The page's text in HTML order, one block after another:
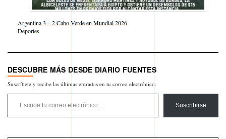
Argentina 3 – 2 Cabo Verde en Mundial 2026
Respecto a
Deportes
DESCUBRE MÁS DESDE DIARIO FUENTES
Suscríbete y recibe las últimas entradas en tu correo electrónico.
Escribe tu correo electrónico…
Suscribirse